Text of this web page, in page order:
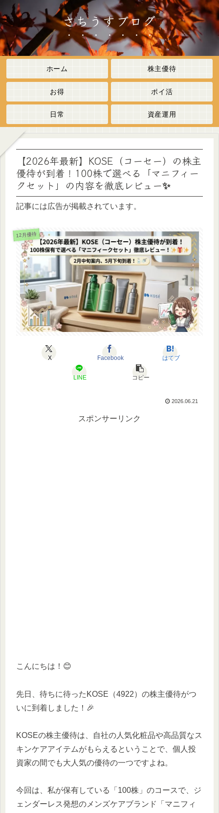
さちうすブログ
ホーム 株主優待
お得 ポイ活
日常 資産運用
【2026年最新】KOSE（コーセー）の株主
優待が到着！100株で選べる「マニフィー
クセット」の内容を徹底レビュー✨
記事には広告が掲載されています。
12月優待
X Facebook はてブ
LINE コピー
2026.06.21
スポンサーリンク
こんにちは！😊
先日、待ちに待ったKOSE（4922）の株主優待がつ
いに到着しました！🎉
KOSEの株主優待は、自社の人気化粧品や高品質なス
キンケアアイテムがもらえるということで、個人投
資家の間でも大人気の優待の一つですよね。
今回は、私が保有している「100株」のコースで、ジ
ェンダーレス発想のメンズケアブランド「マニフィ